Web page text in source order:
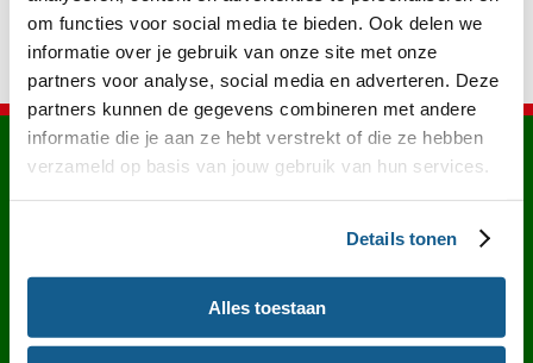
om functies voor social media te bieden. Ook delen we
informatie over je gebruik van onze site met onze
partners voor analyse, social media en adverteren. Deze
partners kunnen de gegevens combineren met andere
informatie die je aan ze hebt verstrekt of die ze hebben
verzameld op basis van jouw gebruik van hun services.
Details tonen
Alles toestaan
Contact English Privacy
Cookies
Toegankelijkheid
Desktop site